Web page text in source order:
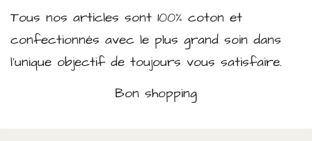
Tous nos articles sont 100% coton et
confectionnés avec le plus grand soin dans
l’unique objectif de toujours vous satisfaire.
Bon shopping